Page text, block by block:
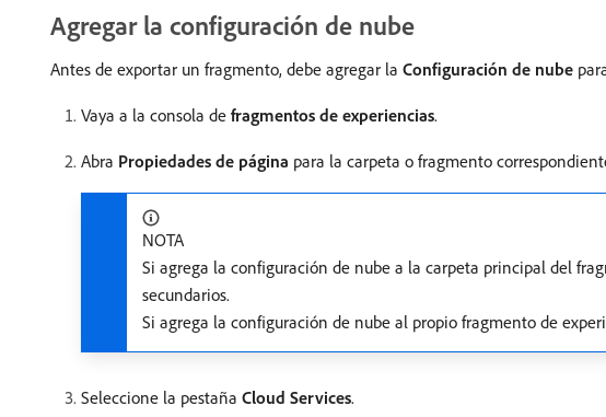
Agregar la configuración de nube
Antes de exportar un fragmento, debe agregar la Configuración de nube
Vaya a la consola de fragmentos de experiencias.
Abra Propiedades de página para la carpeta o fragmento
NOTA
Si agrega la configuración de nube a la carpeta principal del
secundarios.
Si agrega la configuración de nube al propio fragmento de
Seleccione la pestaña Cloud Services.